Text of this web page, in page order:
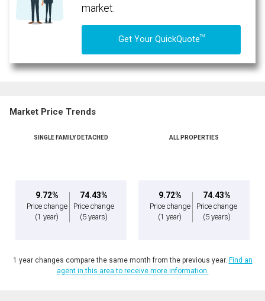
By clicking the submit button you are agreeing to our terms of use and giving us
market.
Get Your QuickQuoteTM
Market Price Trends
SINGLE FAMILY DETACHED
9.72%
Price change
(1 year)
74.43%
Price change
(5 years)
ALL PROPERTIES
9.72%
Price change
(1 year)
74.43%
Price change
(5 years)
1 year changes compare the same month from the previous year. Find an
agent in this area to receive more information.